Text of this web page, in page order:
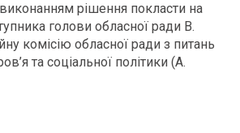
рішення покласти на
голови обласної ради В.
комісію обласної ради з питань
та соціальної політики (А.